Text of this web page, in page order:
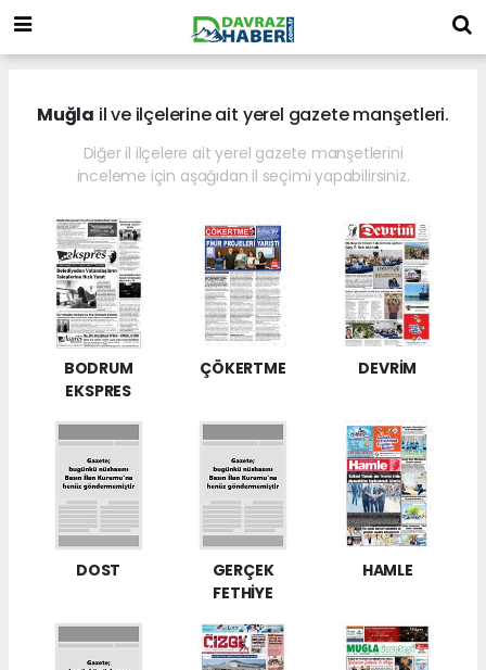
Muğla il ve ilçelerine ait yerel gazete manşetleri.
Diğer il ilçelere ait yerel gazete manşetlerini
inceleme için aşağıdan il seçimi yapabilirsiniz.
BODRUM
EKSPRES
ÇÖKERTME DEVRİM
DOST
GERÇEK
FETHİYE
HAMLE